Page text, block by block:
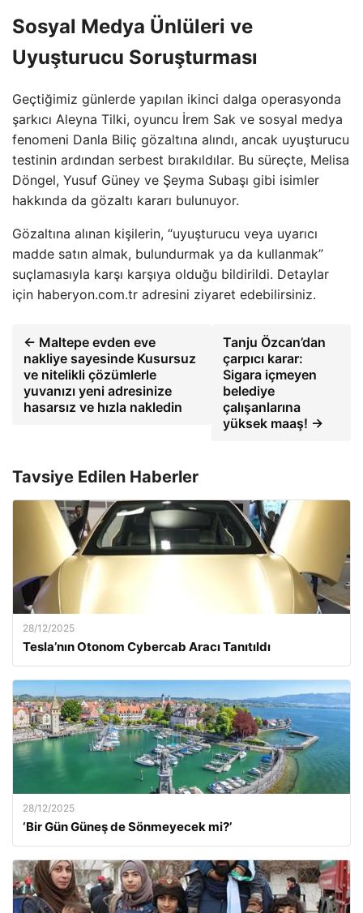
Sosyal Medya Ünlüleri ve
Uyuşturucu Soruşturması
Geçtiğimiz günlerde yapılan ikinci dalga operasyonda
şarkıcı Aleyna Tilki, oyuncu İrem Sak ve sosyal medya
fenomeni Danla Biliç gözaltına alındı, ancak uyuşturucu
testinin ardından serbest bırakıldılar. Bu süreçte, Melisa
Döngel, Yusuf Güney ve Şeyma Subaşı gibi isimler
hakkında da gözaltı kararı bulunuyor.
Gözaltına alınan kişilerin, “uyuşturucu veya uyarıcı
madde satın almak, bulundurmak ya da kullanmak”
suçlamasıyla karşı karşıya olduğu bildirildi. Detaylar
için haberyon.com.tr adresini ziyaret edebilirsiniz.
← Maltepe evden eve
nakliye sayesinde Kusursuz
ve nitelikli çözümlerle
yuvanızı yeni adresinize
hasarsız ve hızla nakledin
Tanju Özcan’dan
çarpıcı karar:
Sigara içmeyen
belediye
çalışanlarına
yüksek maaş! →
Tavsiye Edilen Haberler
28/12/2025
Tesla’nın Otonom Cybercab Aracı Tanıtıldı
28/12/2025
‘Bir Gün Güneş de Sönmeyecek mi?’